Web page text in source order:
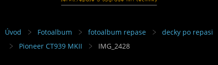
Úvod Fotoalbum fotoalbum repase
decky po repasi
Pioneer CT939 MKII
IMG_2428